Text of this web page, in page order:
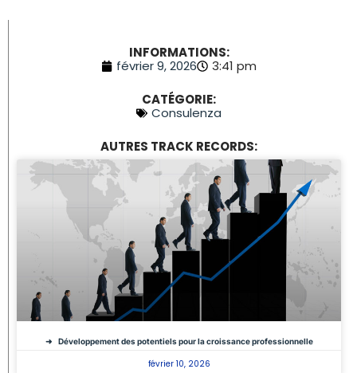
INFORMATIONS:
février 9, 2026
3:41 pm
CATÉGORIE:
Consulenza
AUTRES TRACK RECORDS:
Développement des potentiels pour la croissance professionnelle
février 10, 2026